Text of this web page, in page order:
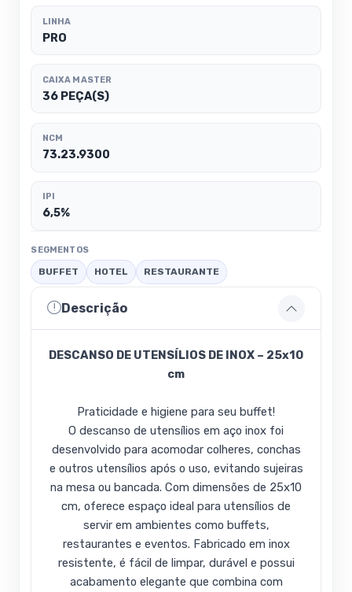
LINHA
PRO
CAIXA MASTER
36 PEÇA(S)
NCM
73.23.9300
IPI
6,5%
SEGMENTOS
BUFFET HOTEL RESTAURANTE
Descrição
DESCANSO DE UTENSÍLIOS DE INOX – 25x10
cm
Praticidade e higiene para seu buffet!
O descanso de utensílios em aço inox foi
desenvolvido para acomodar colheres, conchas
e outros utensílios após o uso, evitando sujeiras
na mesa ou bancada. Com dimensões de 25x10
cm, oferece espaço ideal para utensílios de
servir em ambientes como buffets,
restaurantes e eventos. Fabricado em inox
resistente, é fácil de limpar, durável e possui
acabamento elegante que combina com